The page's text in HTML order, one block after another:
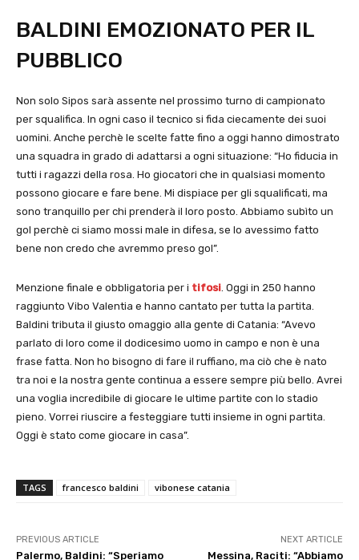
BALDINI EMOZIONATO PER IL
PUBBLICO
Non solo Sipos sarà assente nel prossimo turno di campionato
per squalifica. In ogni caso il tecnico si fida ciecamente dei suoi
uomini. Anche perchè le scelte fatte fino a oggi hanno dimostrato
una squadra in grado di adattarsi a ogni situazione: “Ho fiducia in
tutti i ragazzi della rosa. Ho giocatori che in qualsiasi momento
possono giocare e fare bene. Mi dispiace per gli squalificati, ma
sono tranquillo per chi prenderà il loro posto. Abbiamo subìto un
gol perchè ci siamo mossi male in difesa, se lo avessimo fatto
bene non credo che avremmo preso gol”.
Menzione finale e obbligatoria per i tifosi. Oggi in 250 hanno
raggiunto Vibo Valentia e hanno cantato per tutta la partita.
Baldini tributa il giusto omaggio alla gente di Catania: “Avevo
parlato di loro come il dodicesimo uomo in campo e non è una
frase fatta. Non ho bisogno di fare il ruffiano, ma ciò che è nato
tra noi e la nostra gente continua a essere sempre più bello. Avrei
una voglia incredibile di giocare le ultime partite con lo stadio
pieno. Vorrei riuscire a festeggiare tutti insieme in ogni partita.
Oggi è stato come giocare in casa”.
TAGS francesco baldini vibonese catania
PREVIOUS ARTICLE
Palermo, Baldini: “Speriamo
NEXT ARTICLE
Messina, Raciti: “Abbiamo